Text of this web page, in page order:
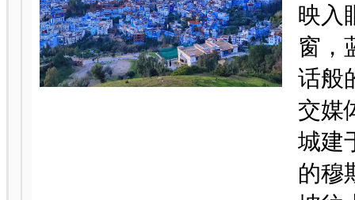
映入
窗，
话般
交媒
城建
的穆